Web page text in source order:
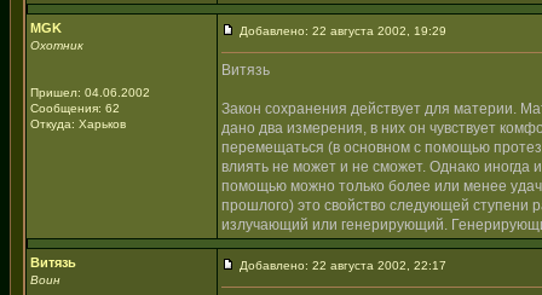
MGK
Охотник
Пришел: 04.06.2002
Сообщения: 62
Откуда: Харьков
Добавлено: 22 августа 2002, 19:29
Витязь
Закон сохранения действует для материи.
дано два измерения, в них он чувствует
перемещаться (в основном с помощью
влиять не может и не сможет. Однако иногда
помощью можно только более или менее
прошлого) это свойство следующей ступени
излучающий или генерирующий.
Витязь
Воин
Добавлено: 22 августа 2002, 22:17